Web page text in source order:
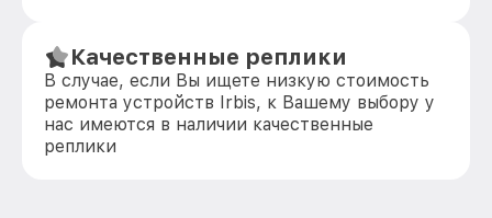
Качественные реплики
В случае, если Вы ищете низкую стоимость
ремонта устройств Irbis, к Вашему выбору у
нас имеются в наличии качественные
реплики